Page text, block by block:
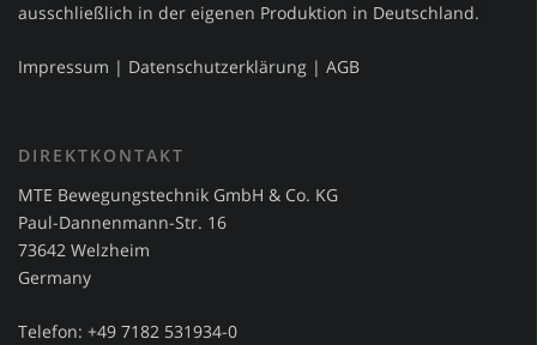
ausschließlich in der eigenen Produktion in Deutschland.
Impressum | Datenschutzerklärung | AGB
DIREKTKONTAKT
MTE Bewegungstechnik GmbH & Co. KG
Paul-Dannenmann-Str. 16
73642 Welzheim
Germany
Telefon: +49 7182 531934-0